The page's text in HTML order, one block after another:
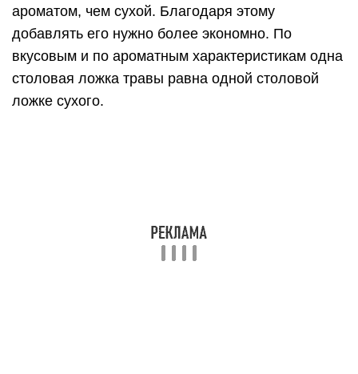
ароматом, чем сухой. Благодаря этому
добавлять его нужно более экономно. По
вкусовым и по ароматным характеристикам одна
столовая ложка травы равна одной столовой
ложке сухого.